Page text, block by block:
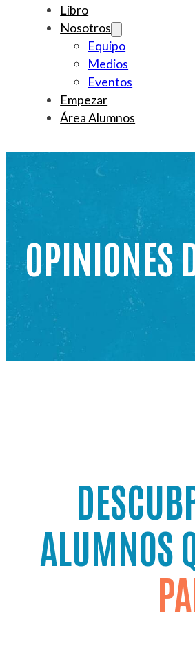
Libro
Nosotros
Equipo
Medios
Eventos
Empezar
Área Alumnos
OPINIONES
ALUMNOS